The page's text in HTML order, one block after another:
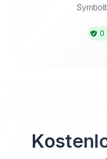
0